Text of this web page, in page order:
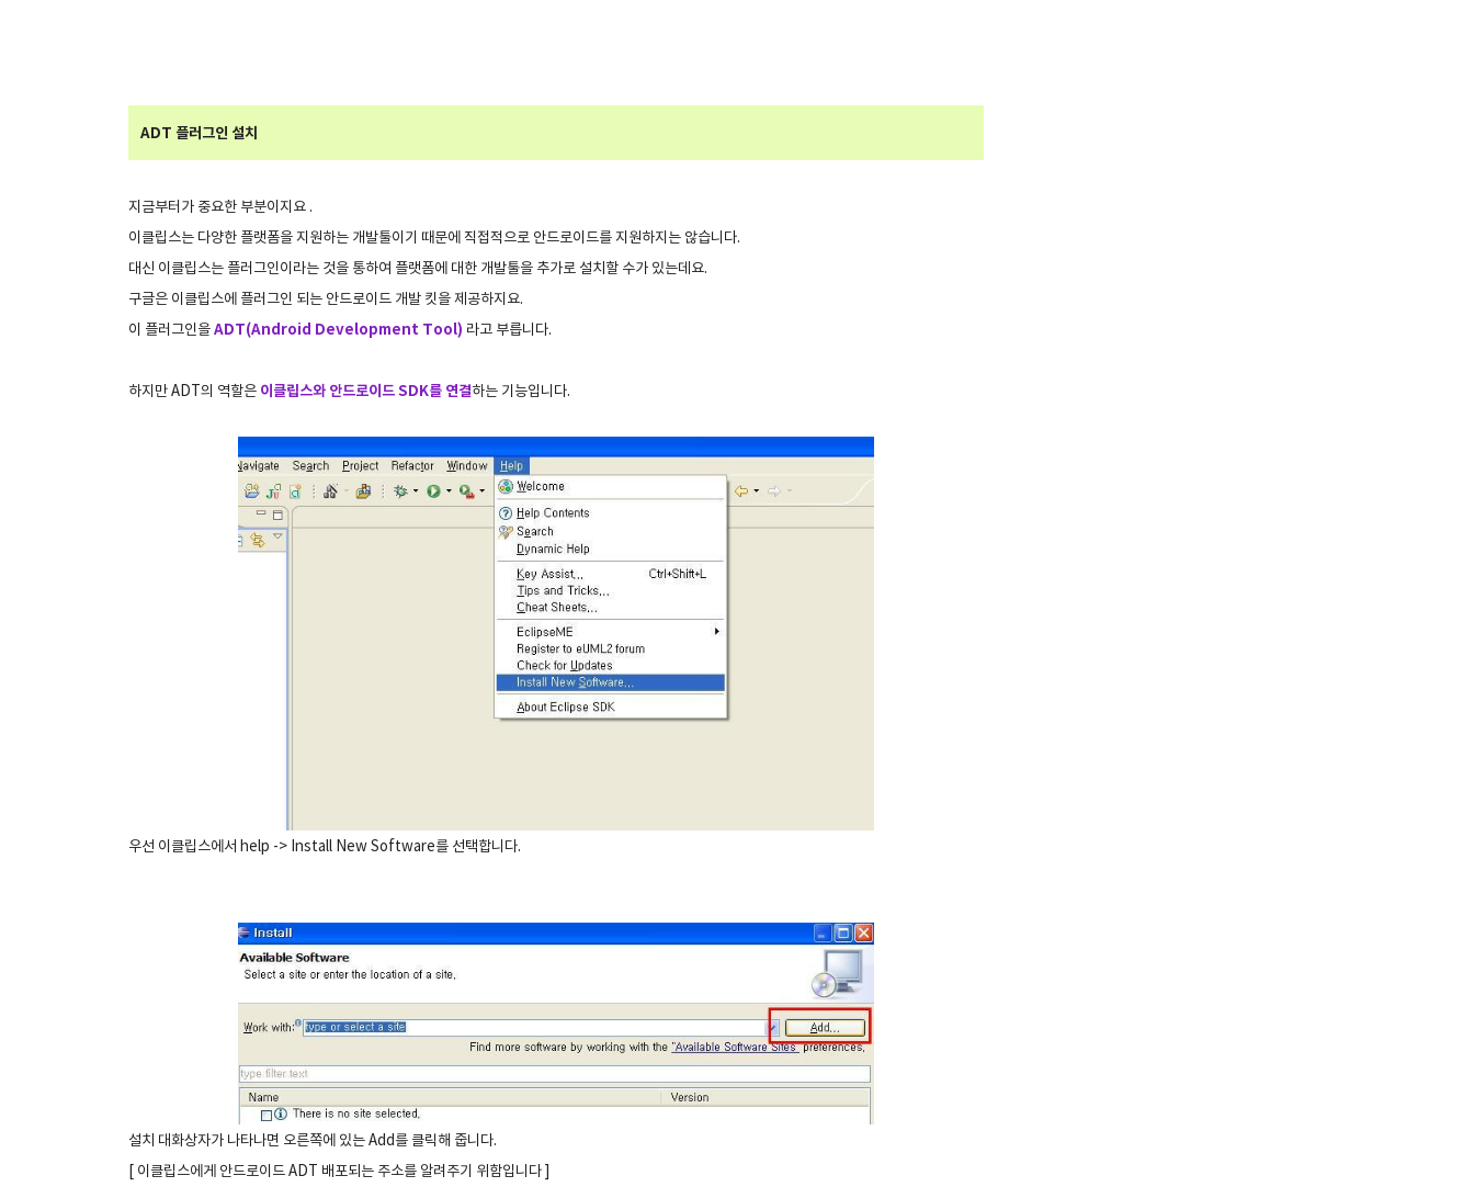
ADT 플러그인 설치
지금부터가 중요한 부분이지요 .
이클립스는 다양한 플랫폼을 지원하는 개발툴이기 때문에 직접적으로 안드로이드를 지원하지는 않습니다.
대신 이클립스는 플러그인이라는 것을 통하여 플랫폼에 대한 개발툴을 추가로 설치할 수가 있는데요.
구글은 이클립스에 플러그인 되는 안드로이드 개발 킷을 제공하지요.
이 플러그인을ADT(Android Development Tool) 라고 부릅니다.
하지만 ADT의 역할은 이클립스와 안드로이드 SDK를 연결하는 기능입니다.
우선 이클립스에서 help -> Install New Software를 선택합니다.
설치 대화상자가 나타나면 오른쪽에 있는 Add를 클릭해 줍니다.
[ 이클립스에게 안드로이드 ADT 배포되는 주소를 알려주기 위함입니다 ]